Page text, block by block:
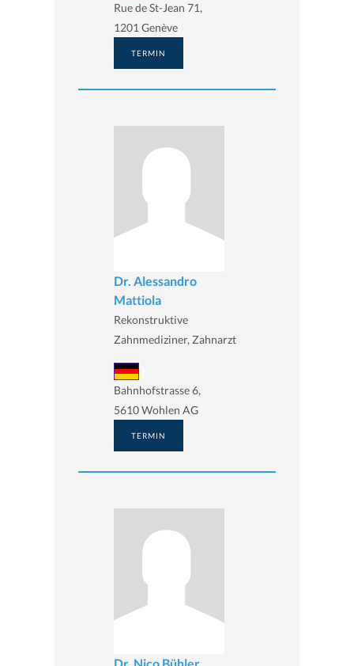
Rue de St-Jean 71,
1201 Genève
TERMIN
Dr. Alessandro
Mattiola
Rekonstruktive
Zahnmediziner, Zahnarzt
Bahnhofstrasse 6,
5610 Wohlen AG
TERMIN